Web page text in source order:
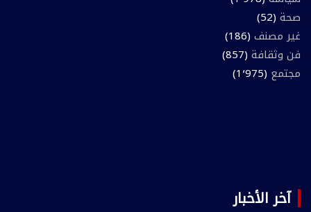
صحة (52)
غير مصنف (186)
فن وثقافة (857)
مجتمع (1٬975)
آخر الأخبار